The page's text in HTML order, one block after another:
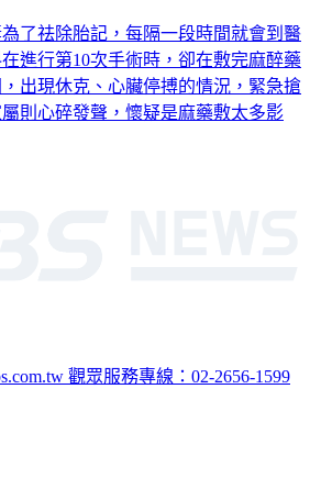
了祛除胎記，每隔一段時間就會到醫
進行第10次手術時，卻在敷完麻醉藥
出現休克、心臟停搏的情況，緊急搶
則心碎發聲，懷疑是麻藥敷太多影
觀眾服務專線：02-2656-1599